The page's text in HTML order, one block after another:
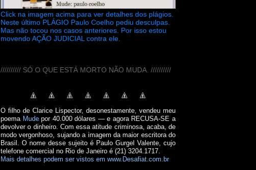
Click na imagem acima para ver detalhes dos plágios.
Neste último PLÁGIO Paulo Coelho pediu desculpas.
Mas não tocou nos casos anteriores. Por isso estou
movendo AÇÃO JUDICIAL contra ele.
////////// SÓ O QUE ESTÁ MORTO NÃO MUDA. //////////
O filho de Clarice Lispector, desonestamente, vendeu meu
poema Mudepor 40.000 dólares — e agora RECUSA-SE a
devolver o dinheiro. Com essa atitude criminosa, acaba, de
modo vergonhoso, sujando a imagem da maior escritora do
Brasil. O nome desse sujeito é Paulo Gurgel Valente, cujo
telefone comercial no Rio de Janeiro é (21) 3204.1717.
Mais detalhes podem ser vistos em www.Desafiat.com.br